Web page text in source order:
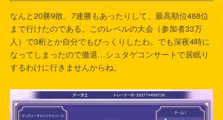
なんと20勝9敗、7連勝もあったりして、最高順位468位
まで行けたのである。このレベルの大会（参加者33万
人）で3桁とか自分でもびっくりしたわ。でも深夜4時に
なってしまったので撤退…シュタゲコンサートで居眠り
するわけに行きませんからね。